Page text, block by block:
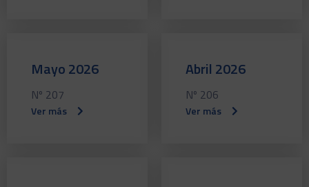
Mayo 2026
Nº 207
Ver más
Abril 2026
Nº 206
Ver más